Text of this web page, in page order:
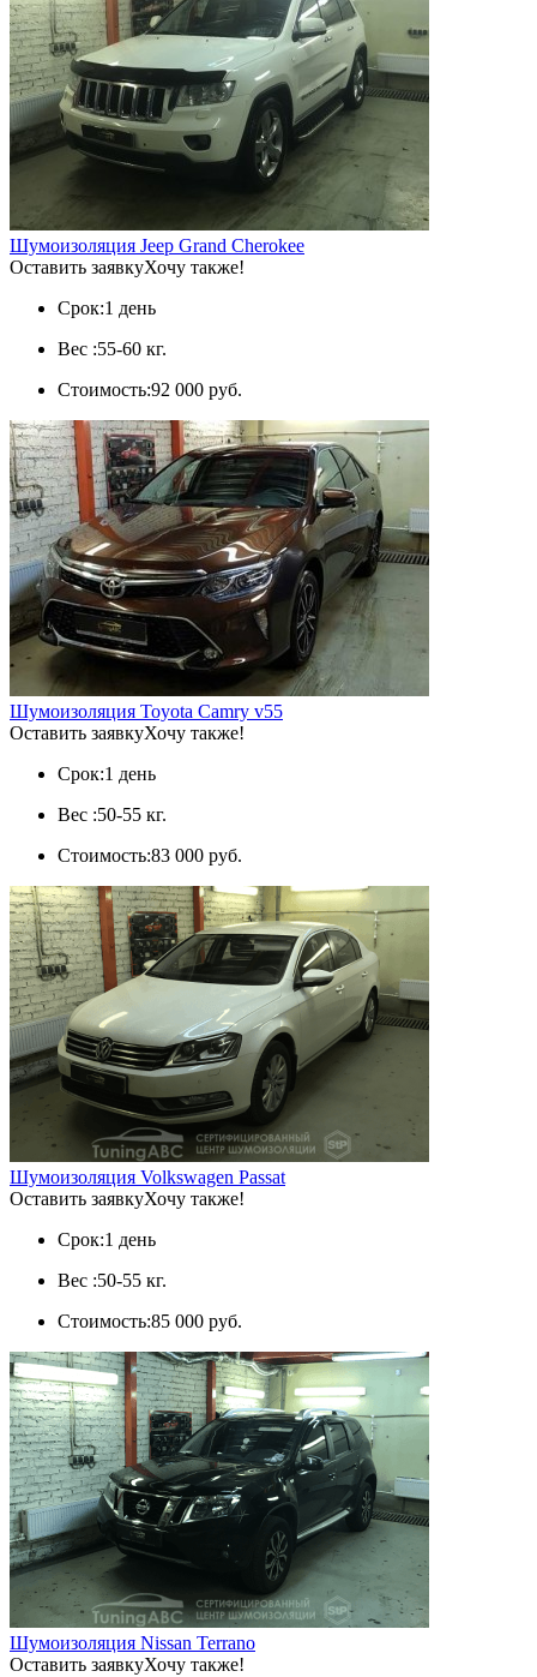
Шумоизоляция Jeep Grand Cherokee
Оставить заявкуХочу также!
Срок:1 день
Вес :55-60 кг.
Стоимость:92 000 руб.
Шумоизоляция Toyota Camry v55
Оставить заявкуХочу также!
Срок:1 день
Вес :50-55 кг.
Стоимость:83 000 руб.
Шумоизоляция Volkswagen Passat
Оставить заявкуХочу также!
Срок:1 день
Вес :50-55 кг.
Стоимость:85 000 руб.
Шумоизоляция Nissan Terrano
Оставить заявкуХочу также!